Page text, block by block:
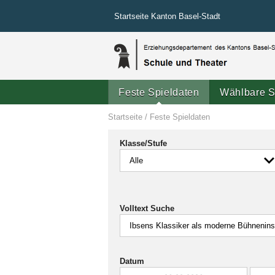
Startseite Kanton Basel-Stadt
Feste Spieldaten Wählbare
Startseite / Feste Spieldaten
Klasse/Stufe
Volltext Suche
Datum